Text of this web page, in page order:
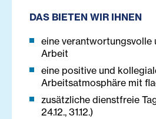
DAS BIETEN WIR IHNEN
eine verantwortungsvolle
Arbeit
eine positive und
Arbeitsatmosphäre mit
zusätzliche dienstfreie
24.12., 31.12.)